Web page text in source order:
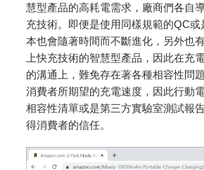
慧型產品的高耗電需求，廠商們各自
充技術。即便是使用同樣規範的QC或
本也會隨著時間而不斷進化，另外也
上快充技術的智慧型產品，因此在充
的溝通上，難免存在著各種相容性問
消費者所期望的充電速度，因此行動
相容性清單或是第三方實驗室測試報
得消費者的信任。